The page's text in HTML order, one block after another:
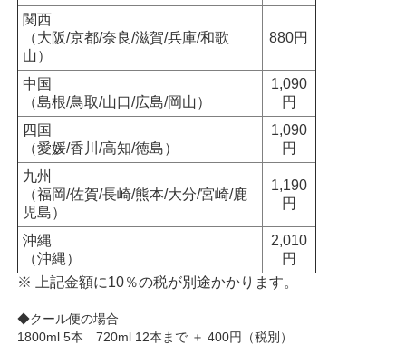
関西
（大阪/京都/奈良/滋賀/兵庫/和歌
山）
880円
中国
（島根/鳥取/山口/広島/岡山）
1,090
円
四国
（愛媛/香川/高知/徳島）
1,090
円
九州
（福岡/佐賀/長崎/熊本/大分/宮崎/鹿
児島）
1,190
円
沖縄
（沖縄）
2,010
円
※ 上記金額に10％の税が別途かかります。
◆クール便の場合
1800ml 5本 720ml 12本まで ＋ 400円（税別）